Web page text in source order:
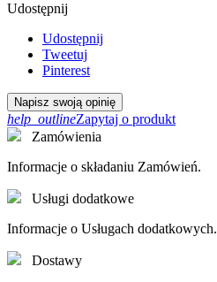
Udostępnij
Udostępnij
Tweetuj
Pinterest
Napisz swoją opinię
help_outlineZapytaj o produkt
Zamówienia
Informacje o składaniu Zamówień.
Usługi dodatkowe
Informacje o Usługach dodatkowych.
Dostawy